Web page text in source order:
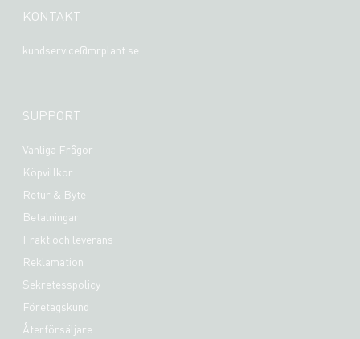
KONTAKT
kundservice@mrplant.se
SUPPORT
Vanliga Frågor
Köpvillkor
Retur & Byte
Betalningar
Frakt och leverans
Reklamation
Sekretesspolicy
Företagskund
Återförsäljare